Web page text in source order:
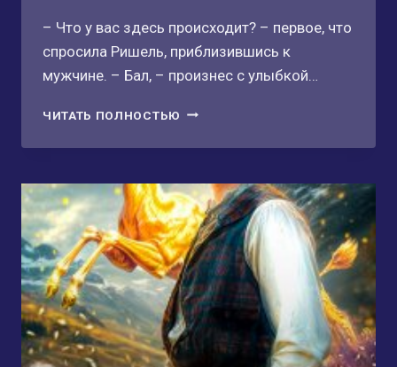
– Что у вас здесь происходит? – первое, что
спросила Ришель, приблизившись к
мужчине. – Бал, – произнес с улыбкой…
ЧИТАТЬ ПОЛНОСТЬЮ (НЕ)ЗАГАДАННАЯ